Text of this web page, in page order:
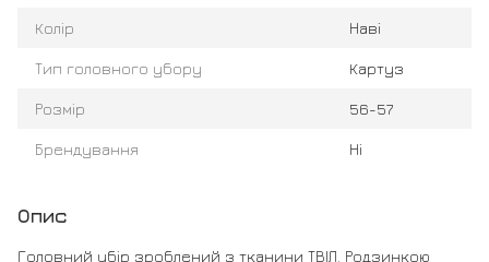
Колір Наві
Тип головного убору Картуз
Розмір 56-57
Брендування Ні
Опис
Головний убір зроблений з тканини ТВІЛ. Родзинкою